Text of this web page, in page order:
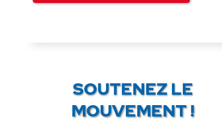
SOUTENEZ LE
MOUVEMENT !